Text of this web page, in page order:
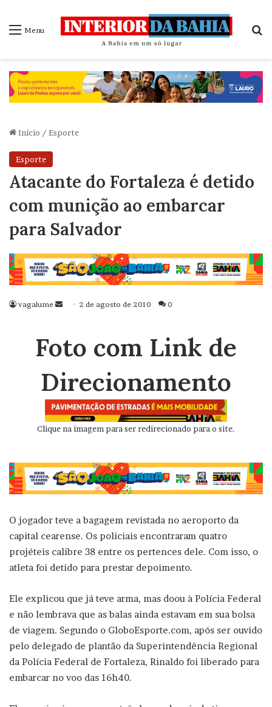
Menu
Início / Esporte
Esporte
Atacante do Fortaleza é detido
com munição ao embarcar
para Salvador
vagalume
Mande
mail
2 de agosto de 2010 0
Foto com Link de
Direcionamento
Clique na imagem para ser redirecionado para o site.
O jogador teve a bagagem revistada no aeroporto da
capital cearense. Os policiais encontraram quatro
projéteis calibre 38 entre os pertences dele. Com isso, o
atleta foi detido para prestar depoimento.
Ele explicou que já teve arma, mas doou à Polícia Federal
e não lembrava que as balas ainda estavam em sua bolsa
de viagem. Segundo o GloboEsporte.com, após ser ouvido
pelo delegado de plantão da Superintendência Regional
da Polícia Federal de Fortaleza, Rinaldo foi liberado para
embarcar no voo das 16h40.